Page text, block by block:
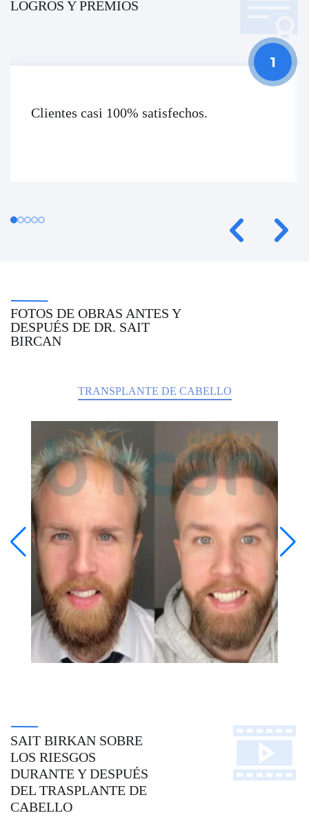
LOGROS Y PREMIOS
Clientes casi 100% satisfechos.
FOTOS DE OBRAS ANTES Y
DESPUÉS DE DR. SAIT
BIRCAN
TRANSPLANTE DE CABELLO
SAIT BIRKAN SOBRE
LOS RIESGOS
DURANTE Y DESPUÉS
DEL TRASPLANTE DE
CABELLO